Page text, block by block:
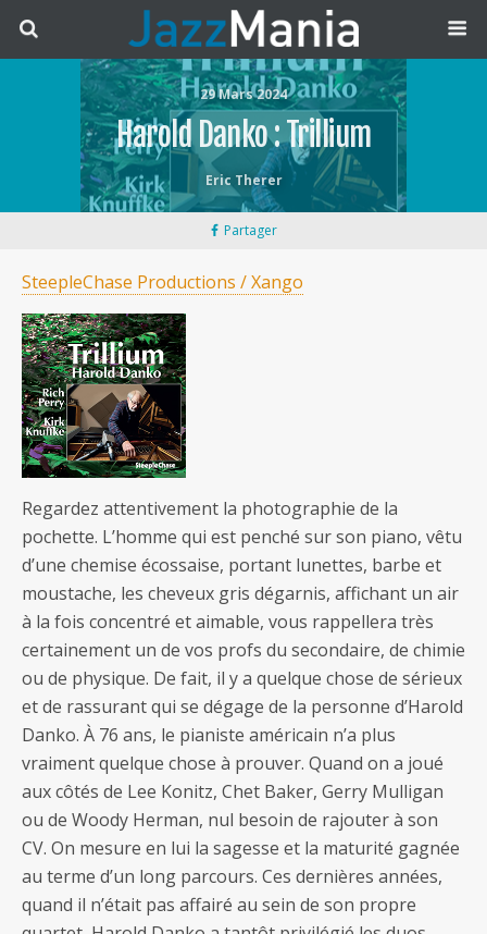
29 Mars 2024
Harold Danko : Trillium
Eric Therer
Partager
SteepleChase Productions / Xango
Regardez attentivement la photographie de la
pochette. L’homme qui est penché sur son piano, vêtu
d’une chemise écossaise, portant lunettes, barbe et
moustache, les cheveux gris dégarnis, affichant un air
à la fois concentré et aimable, vous rappellera très
certainement un de vos profs du secondaire, de chimie
ou de physique. De fait, il y a quelque chose de sérieux
et de rassurant qui se dégage de la personne d’Harold
Danko. À 76 ans, le pianiste américain n’a plus
vraiment quelque chose à prouver. Quand on a joué
aux côtés de Lee Konitz, Chet Baker, Gerry Mulligan
ou de Woody Herman, nul besoin de rajouter à son
CV. On mesure en lui la sagesse et la maturité gagnée
au terme d’un long parcours. Ces dernières années,
quand il n’était pas affairé au sein de son propre